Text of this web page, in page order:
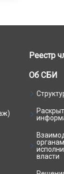
Реестр
Об СБИ
власти